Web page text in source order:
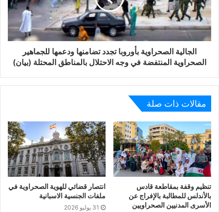
الجالية الصحراوية بأوروبا تجدد تضامنها ودعمها للجماهير
الصحراوية المنتفضة في وجه الاحتلال بالمناطق المحتلة (بيان)
مقالات ذات صلة
تنظيم وقفة بمقاطعة قادس
بالأندلس للمطالبة بالإفراج عن
الأسرى المدنيين الصحراويين
انتصار قضائي للهوية الصحراوية في
ملفات الجنسية الاسبانية
31 يوليو 2026